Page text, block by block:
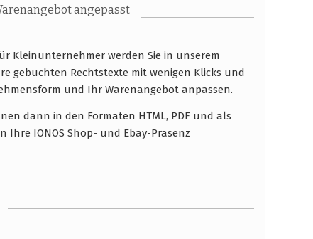
angepasst
Kleinunternehmer werden Sie in unserem
Rechtstexte mit wenigen Klicks und
und Ihr Warenangebot anpassen.
dann in den Formaten HTML, PDF und als
IONOS Shop- und Ebay-Präsenz